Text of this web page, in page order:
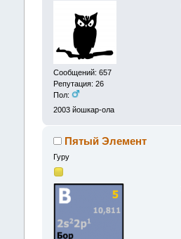
Сообщений: 657
Репутация: 26
Пол:
2003 йошкар-ола
Пятый Элемент
Гуру